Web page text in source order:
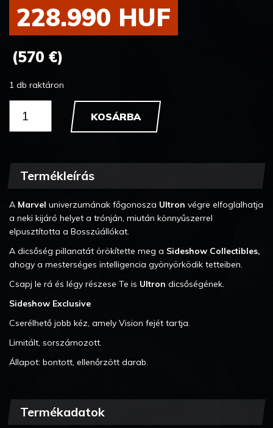
228.990 HUF
(570 €)
1 db raktáron
KOSÁRBA
Termékleírás
A Marvel univerzumának főgonosza Ultron végre elfoglalhatja
a neki kijáró helyet a trónján, miután könnyűszerrel
elpusztította a Bosszúállókat.
A dicsőség pillanatát örökítette meg a Sideshow Collectibles,
ahogy a mesterséges intelligencia gyönyörködik tetteiben.
Csapj le rá és légy részese Te is Ultron dicsőségének.
Sideshow Exclusive
Cserélhető jobb kéz, amely Vision fejét tartja.
Limitált, sorszámozott.
Állapot: bontott, ellenőrzött darab.
Termékadatok